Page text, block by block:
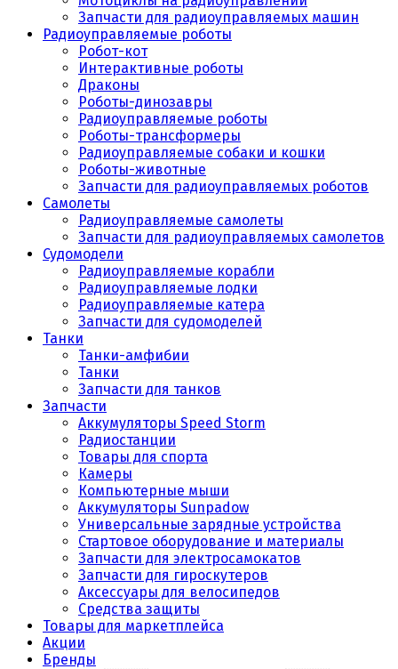
Запчасти для радиоуправляемых машин
Радиоуправляемые роботы
Робот-кот
Интерактивные роботы
Драконы
Роботы-динозавры
Радиоуправляемые роботы
Роботы-трансформеры
Радиоуправляемые собаки и кошки
Роботы-животные
Запчасти для радиоуправляемых роботов
Самолеты
Радиоуправляемые самолеты
Запчасти для радиоуправляемых самолетов
Судомодели
Радиоуправляемые корабли
Радиоуправляемые лодки
Радиоуправляемые катера
Запчасти для судомоделей
Танки
Танки-амфибии
Танки
Запчасти для танков
Запчасти
Аккумуляторы Speed Storm
Радиостанции
Товары для спорта
Камеры
Компьютерные мыши
Аккумуляторы Sunpadow
Универсальные зарядные устройства
Стартовое оборудование и материалы
Запчасти для электросамокатов
Запчасти для гироскутеров
Аксессуары для велосипедов
Средства защиты
Товары для маркетплейса
Акции
Бренды